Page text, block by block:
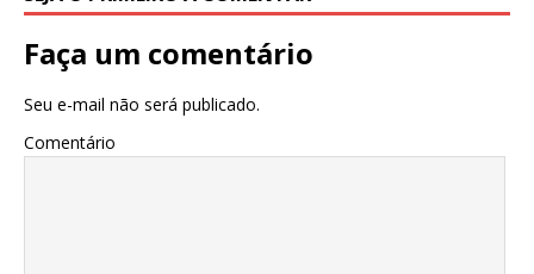
Faça um comentário
Seu e-mail não será publicado.
Comentário